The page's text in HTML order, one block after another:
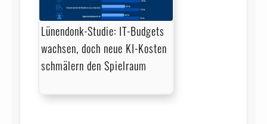
Lünendonk-Studie: IT-Budgets
wachsen, doch neue KI-Kosten
schmälern den Spielraum